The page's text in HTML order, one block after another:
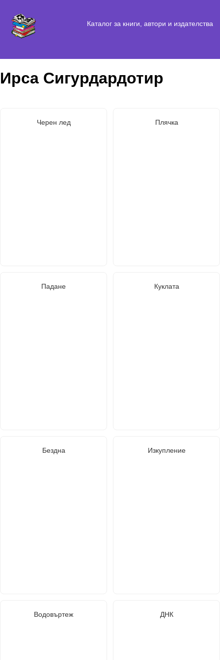
Каталог за книги, автори и издателства
Ирса Сигурдардотир
Черен лед Плячка
Падане Куклата
Бездна Изкупление
Водовъртеж ДНК